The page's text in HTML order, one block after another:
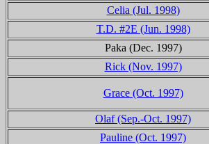
Celia (Jul. 1998)
T.D. #2E (Jun. 1998)
Paka (Dec. 1997)
Rick (Nov. 1997)
Grace (Oct. 1997)
Olaf (Sep.-Oct. 1997)
Pauline (Oct. 1997)